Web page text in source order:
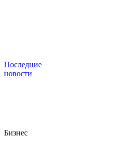
Последние
новости
Бизнес